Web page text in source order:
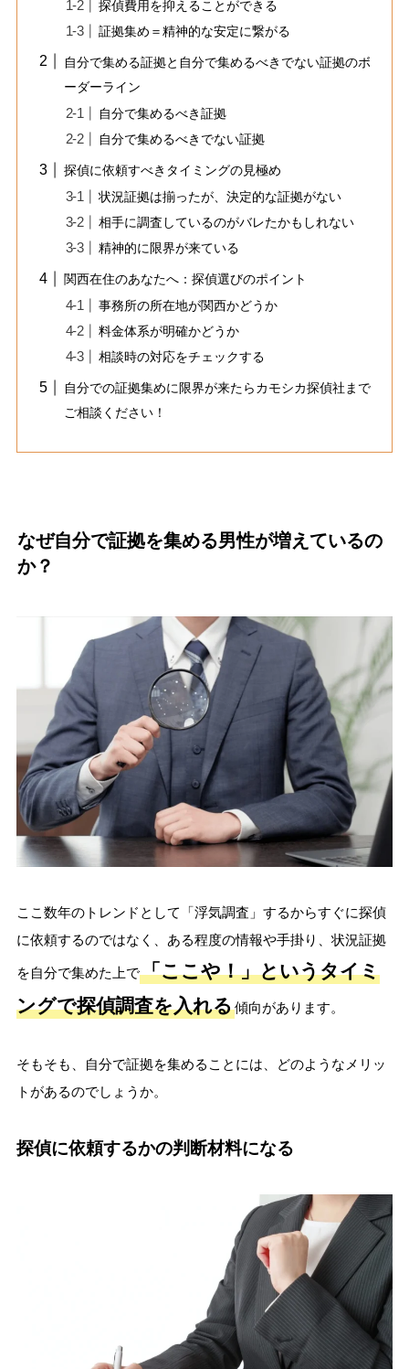
探偵費用を抑えることができる
証拠集め＝精神的な安定に繋がる
自分で集める証拠と自分で集めるべきでない証拠のボ
ーダーライン
自分で集めるべき証拠
自分で集めるべきでない証拠
探偵に依頼すべきタイミングの見極め
状況証拠は揃ったが、決定的な証拠がない
相手に調査しているのがバレたかもしれない
精神的に限界が来ている
関西在住のあなたへ：探偵選びのポイント
事務所の所在地が関西かどうか
料金体系が明確かどうか
相談時の対応をチェックする
自分での証拠集めに限界が来たらカモシカ探偵社まで
ご相談ください！
なぜ自分で証拠を集める男性が増えているの
か？
ここ数年のトレンドとして「浮気調査」するからすぐに探偵
に依頼するのではなく、ある程度の情報や手掛り、状況証拠
を自分で集めた上で「ここや！」というタイミ
ングで探偵調査を入れる傾向があります。
そもそも、自分で証拠を集めることには、どのようなメリッ
トがあるのでしょうか。
探偵に依頼するかの判断材料になる